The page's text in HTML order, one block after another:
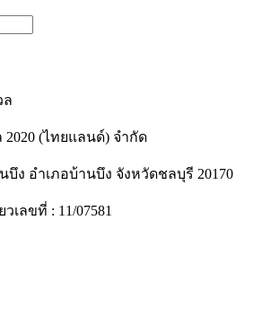
2020 (ไทยแลนด์) จำกัด
บึง อำเภอบ้านบึง จังหวัดชลบุรี 20170
ลขที่ : 11/07581